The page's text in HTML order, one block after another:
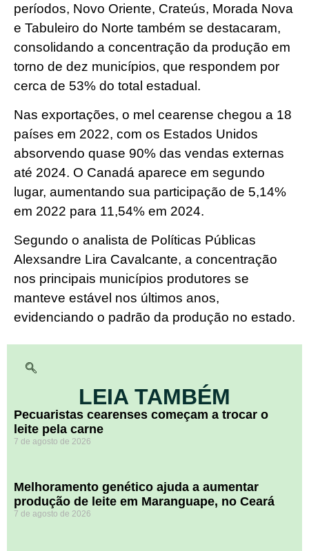
períodos, Novo Oriente, Crateús, Morada Nova
e Tabuleiro do Norte também se destacaram,
consolidando a concentração da produção em
torno de dez municípios, que respondem por
cerca de 53% do total estadual.
Nas exportações, o mel cearense chegou a 18
países em 2022, com os Estados Unidos
absorvendo quase 90% das vendas externas
até 2024. O Canadá aparece em segundo
lugar, aumentando sua participação de 5,14%
em 2022 para 11,54% em 2024.
Segundo o analista de Políticas Públicas
Alexsandre Lira Cavalcante, a concentração
nos principais municípios produtores se
manteve estável nos últimos anos,
evidenciando o padrão da produção no estado.
LEIA TAMBÉM
Pecuaristas cearenses começam a trocar o
leite pela carne
7 de agosto de 2026
Melhoramento genético ajuda a aumentar
produção de leite em Maranguape, no Ceará
7 de agosto de 2026